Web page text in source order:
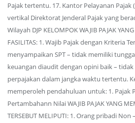
Pajak tertentu. 17. Kantor Pelayanan Pajak
vertikal Direktorat Jenderal Pajak yang
Wilayah DJP KELOMPOK WAJIB PAJAK
FASILITAS: 1. Wajib Pajak dengan Kriteria
menyampaikan SPT – tidak memiliki
keuangan diaudit dengan opini baik –
perpajakan dalam jangka waktu tertentu.
memperoleh pendahuluan untuk: 1. Pajak
Pertambahann Nilai WAJIB PAJAK YANG
TERSEBUT MELIPUTI: 1. Orang pribadi